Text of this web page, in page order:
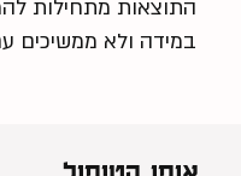
התוצאות מתחילות להראות כ-2-3 ימים לאחר הטיפול ושיא פעילות הבוטוקס נצפה
במידה ולא ממשיכים